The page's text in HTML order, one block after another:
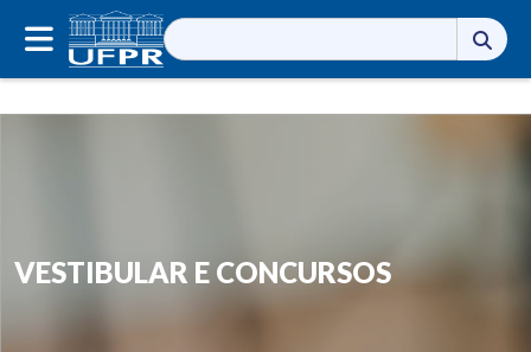
Pesquisar
por:
VESTIBULAR E CONCURSOS